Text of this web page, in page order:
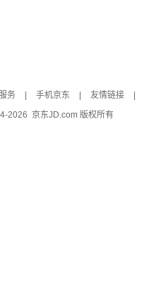
务 手机京东 友情链接
2026 京东JD.com 版权所有